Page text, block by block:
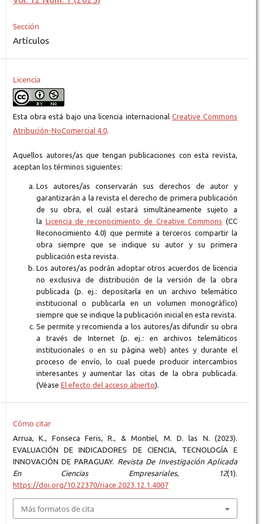
Sección
Artículos
Licencia
Esta obra está bajo una licencia internacional Creative Commons
Atribución-NoComercial 4.0.
Aquellos autores/as que tengan publicaciones con esta revista,
aceptan los términos siguientes:
Los autores/as conservarán sus derechos de autor y
garantizarán a la revista el derecho de primera publicación
de su obra, el cuál estará simultáneamente sujeto a
la Licencia de reconocimiento de Creative Commons (CC
Reconocimiento 4.0) que permite a terceros compartir la
obra siempre que se indique su autor y su primera
publicación esta revista.
Los autores/as podrán adoptar otros acuerdos de licencia
no exclusiva de distribución de la versión de la obra
publicada (p. ej.: depositarla en un archivo telemático
institucional o publicarla en un volumen monográfico)
siempre que se indique la publicación inicial en esta revista.
Se permite y recomienda a los autores/as difundir su obra
a través de Internet (p. ej.: en archivos telemáticos
institucionales o en su página web) antes y durante el
proceso de envío, lo cual puede producir intercambios
interesantes y aumentar las citas de la obra publicada.
(Véase El efecto del acceso abierto).
Cómo citar
Arrua, K., Fonseca Feris, R., & Montiel, M. D. las N. (2023).
EVALUACIÓN DE INDICADORES DE CIENCIA, TECNOLOGÍA E
INNOVACIÓN DE PARAGUAY. Revista De Investigación Aplicada
En Ciencias Empresariales, 12(1).
https://doi.org/10.22370/riace.2023.12.1.4007
Más formatos de cita